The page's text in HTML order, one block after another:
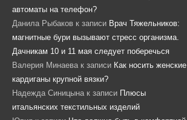
автоматы на телефон?
Данила Рыбаков к записи Врач Тяжельников:
магнитные бури вызывают стресс организма.
Дачникам 10 и 11 мая следует поберечься
Валерия Минаева к записи Как носить женские
кардиганы крупной вязки?
Надежда Синицына к записи Плюсы
итальянских текстильных изделий